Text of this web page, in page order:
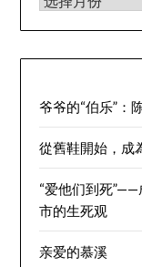
爷爷的“伯乐”：
從舊鞋開始，成
“爱他们到死
市的生死观
亲爱的慕溪